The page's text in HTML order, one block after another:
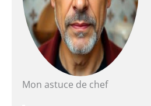
Mon astuce de chef